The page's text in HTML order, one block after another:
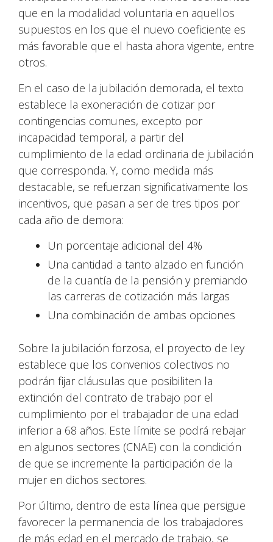
que en la modalidad voluntaria en aquellos
supuestos en los que el nuevo coeficiente es
más favorable que el hasta ahora vigente, entre
otros.
En el caso de la jubilación demorada, el texto
establece la exoneración de cotizar por
contingencias comunes, excepto por
incapacidad temporal, a partir del
cumplimiento de la edad ordinaria de jubilación
que corresponda. Y, como medida más
destacable, se refuerzan significativamente los
incentivos, que pasan a ser de tres tipos por
cada año de demora:
Un porcentaje adicional del 4%
Una cantidad a tanto alzado en función
de la cuantía de la pensión y premiando
las carreras de cotización más largas
Una combinación de ambas opciones
Sobre la jubilación forzosa, el proyecto de ley
establece que los convenios colectivos no
podrán fijar cláusulas que posibiliten la
extinción del contrato de trabajo por el
cumplimiento por el trabajador de una edad
inferior a 68 años. Este límite se podrá rebajar
en algunos sectores (CNAE) con la condición
de que se incremente la participación de la
mujer en dichos sectores.
Por último, dentro de esta línea que persigue
favorecer la permanencia de los trabajadores
de más edad en el mercado de trabajo, se